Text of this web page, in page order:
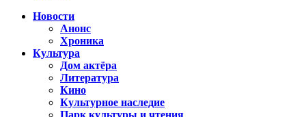
Новости
Анонс
Хроника
Культура
Дом актёра
Литература
Кино
Культурное наследие